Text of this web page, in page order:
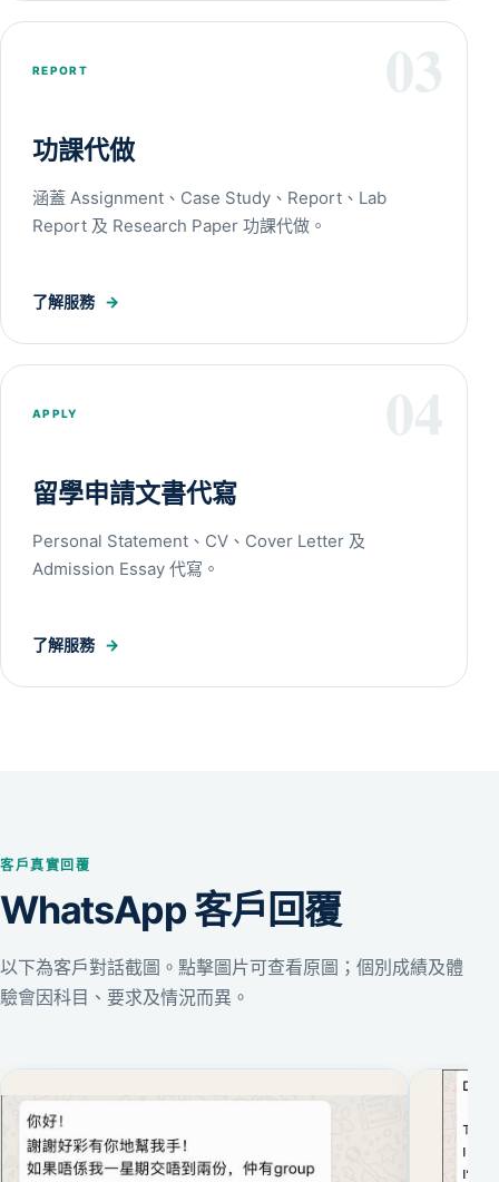
REPORT
功課代做
涵蓋 Assignment、Case Study、Report、Lab
Report 及 Research Paper 功課代做。
了解服務 →
APPLY
留學申請文書代寫
Personal Statement、CV、Cover Letter 及
Admission Essay 代寫。
了解服務 →
客戶真實回覆
WhatsApp 客戶回覆
以下為客戶對話截圖。點擊圖片可查看原圖；個別成績及體
驗會因科目、要求及情況而異。